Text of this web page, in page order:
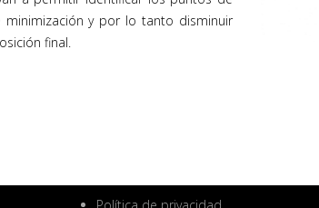
minimización y por lo tanto disminuir
final.